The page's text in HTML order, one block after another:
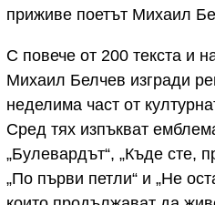
приживе поетът Михаил
С повече от 200 текста и
Михаил Белчев изгради
неделима част от
Сред тях изпъкват
„Булевардът“, „Къде сте,
„По първи петли“ и „Не